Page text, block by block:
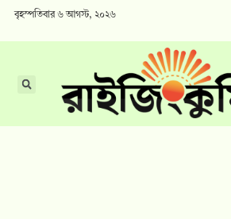
বৃহস্পতিবার ৬ আগস্ট, ২০২৬